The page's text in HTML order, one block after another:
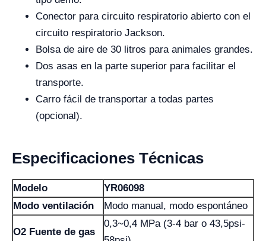
Conector para circuito respiratorio abierto con el
circuito respiratorio Jackson.
Bolsa de aire de 30 litros para animales grandes.
Dos asas en la parte superior para facilitar el
transporte.
Carro fácil de transportar a todas partes
(opcional).
Especificaciones Técnicas
Modelo
YR06098
Modo ventilación
Modo manual, modo espontáneo
O2 Fuente de gas
0,3~0,4 MPa (3-4 bar o 43,5psi-